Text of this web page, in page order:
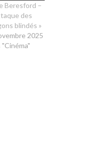
Beresford –
des
blindés »
2025
"Cinéma"